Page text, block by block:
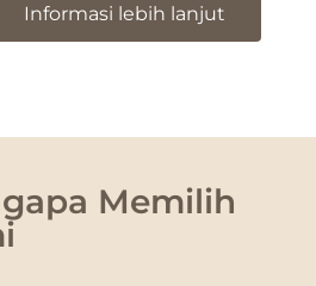
Informasi lebih lanjut
Memilih